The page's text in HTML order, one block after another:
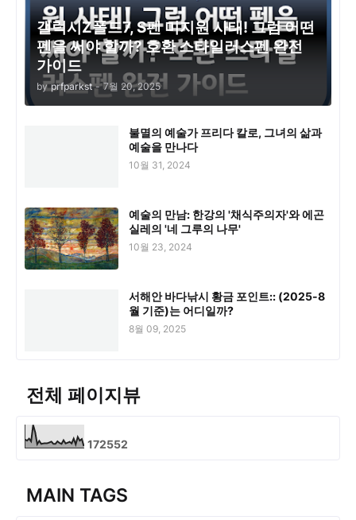
갤럭시Z폴드7, S펜 미지원 사태! 그럼 어떤
펜을 써야 할까? 호환 스타일러스펜 완전
가이드
by prfparkst - 7월 20, 2025
불멸의 예술가 프리다 칼로, 그녀의 삶과
예술을 만나다
10월 31, 2024
예술의 만남: 한강의 '채식주의자'와 에곤
실레의 '네 그루의 나무'
10월 23, 2024
서해안 바다낚시 황금 포인트:: (2025-8
월 기준)는 어디일까?
8월 09, 2025
전체 페이지뷰
172552
MAIN TAGS